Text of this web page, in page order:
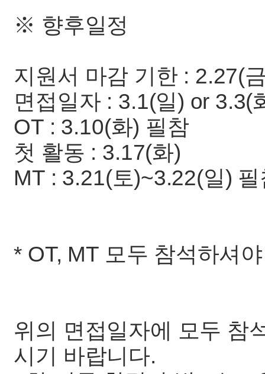
※ 향후일정
지원서 마감 기한 : 2.27(
면접일자 : 3.1(일) or 3.3(
OT : 3.10(화) 필참
첫 활동 : 3.17(화)
MT : 3.21(토)~3.22(일) 필
* OT, MT 모두 참석하셔
위의 면접일자에 모두 참
시기 바랍니다.